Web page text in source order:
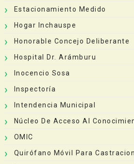
Estacionamiento Medido
Hogar Inchauspe
Honorable Concejo Deliberante
Hospital Dr. Arámburu
Inocencio Sosa
Inspectoría
Intendencia Municipal
Núcleo De Acceso Al
OMIC
Quirófano Móvil Para